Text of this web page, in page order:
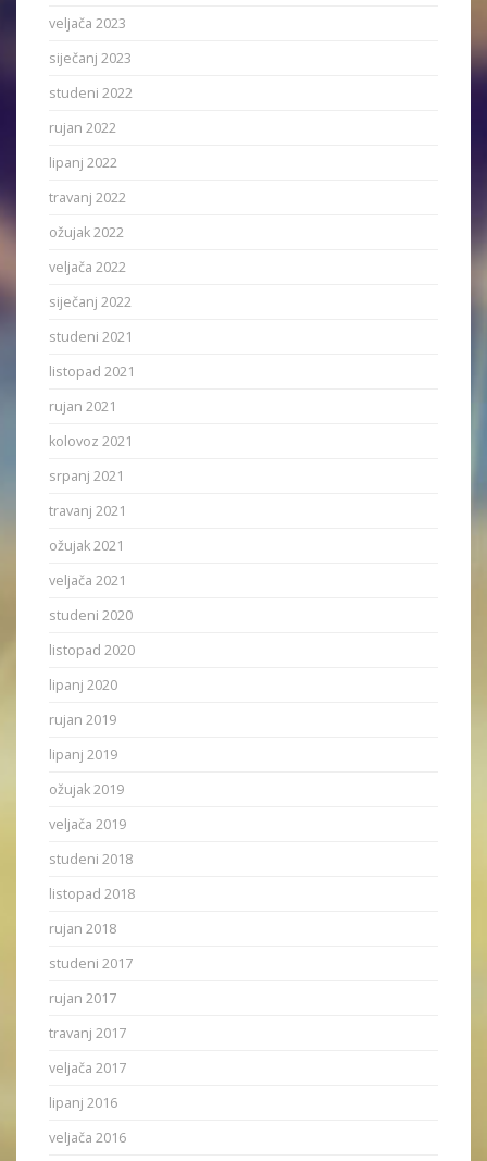
veljača 2023
siječanj 2023
studeni 2022
rujan 2022
lipanj 2022
travanj 2022
ožujak 2022
veljača 2022
siječanj 2022
studeni 2021
listopad 2021
rujan 2021
kolovoz 2021
srpanj 2021
travanj 2021
ožujak 2021
veljača 2021
studeni 2020
listopad 2020
lipanj 2020
rujan 2019
lipanj 2019
ožujak 2019
veljača 2019
studeni 2018
listopad 2018
rujan 2018
studeni 2017
rujan 2017
travanj 2017
veljača 2017
lipanj 2016
veljača 2016